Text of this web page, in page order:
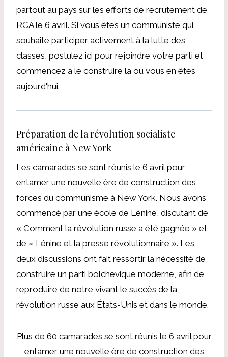
partout au pays sur les efforts de recrutement de
RCA le 6 avril. Si vous êtes un communiste qui
souhaite participer activement à la lutte des
classes, postulez ici pour rejoindre votre parti et
commencez à le construire là où vous en êtes
aujourd'hui.
Préparation de la révolution socialiste
américaine à New York
Les camarades se sont réunis le 6 avril pour
entamer une nouvelle ère de construction des
forces du communisme à New York. Nous avons
commencé par une école de Lénine, discutant de
« Comment la révolution russe a été gagnée » et
de « Lénine et la presse révolutionnaire ». Les
deux discussions ont fait ressortir la nécessité de
construire un parti bolchevique moderne, afin de
reproduire de notre vivant le succès de la
révolution russe aux États-Unis et dans le monde.
Plus de 60 camarades se sont réunis le 6 avril pour
entamer une nouvelle ère de construction des